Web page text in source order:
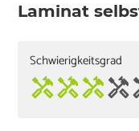
Laminat
Schwierigkeitsgrad